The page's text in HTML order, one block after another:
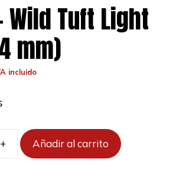
Wild Tuft Light
mm)
€.
incluido
SC407
+ Añadir al carrito